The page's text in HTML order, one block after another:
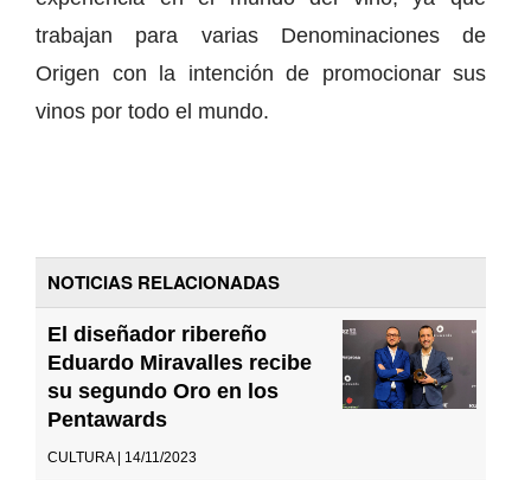
trabajan para varias Denominaciones de
Origen con la intención de promocionar sus
vinos por todo el mundo.
NOTICIAS RELACIONADAS
El diseñador ribereño
Eduardo Miravalles recibe
su segundo Oro en los
Pentawards
CULTURA | 14/11/2023